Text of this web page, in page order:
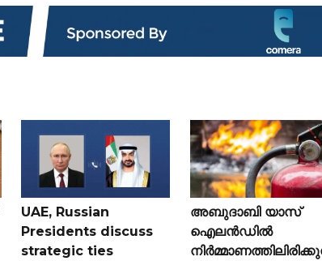
UAE, Russian
Presidents discuss
strategic ties
അബുദാബി യാസ്
ഐലൻഡിൽ